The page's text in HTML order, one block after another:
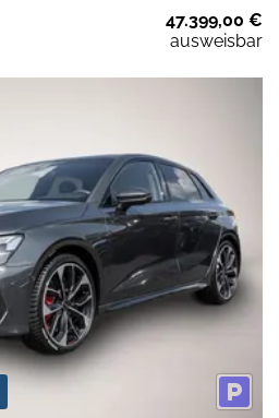
47.399,00 €
ausweisbar